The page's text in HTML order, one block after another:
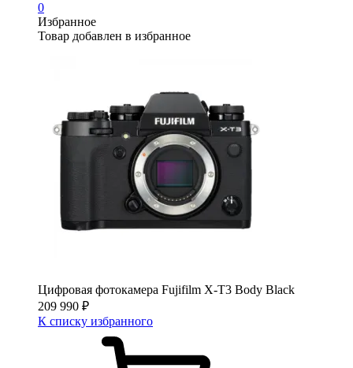
0
Избранное
Товар добавлен в избранное
Цифровая фотокамера Fujifilm X-T3 Body Black
209 990 ₽
К списку избранного